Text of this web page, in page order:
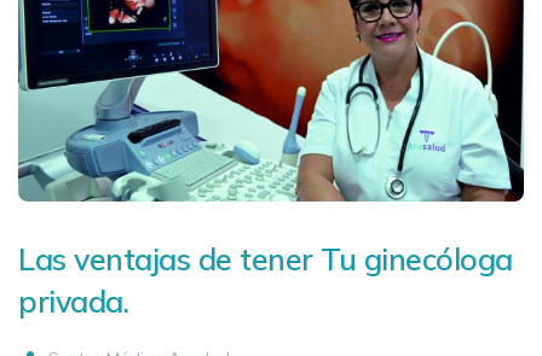
Las ventajas de tener Tu ginecóloga
privada.